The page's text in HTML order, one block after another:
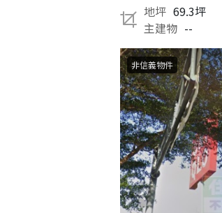
地坪 69.3坪
主建物 --
非信義物件